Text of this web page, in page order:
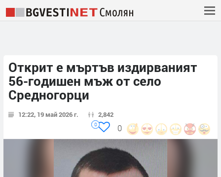
Открит е мъртъв издирваният
56-годишен мъж от село
Средногорци
12:22, 19 май 2026 г. 2,842
0
0